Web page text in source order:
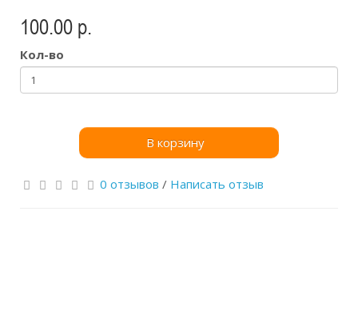
100.00 р.
Кол-во
В корзину
0 отзывов / Написать отзыв